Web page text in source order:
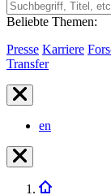
Beliebte Themen:
Presse Karriere
Transfer
en